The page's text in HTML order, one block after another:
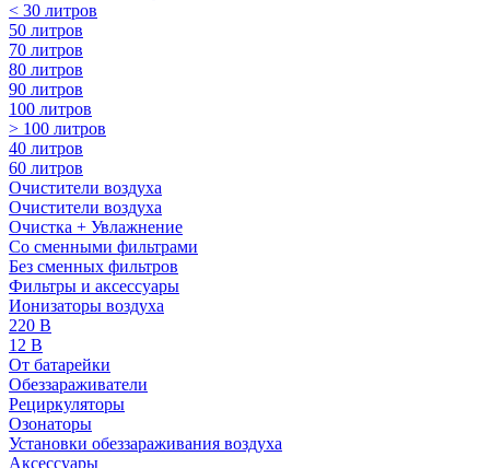
< 30 литров
50 литров
70 литров
80 литров
90 литров
100 литров
> 100 литров
40 литров
60 литров
Очистители воздуха
Очистители воздуха
Очистка + Увлажнение
Cо сменными фильтрами
Без сменных фильтров
Фильтры и аксессуары
Ионизаторы воздуха
220 В
12 В
От батарейки
Обеззараживатели
Рециркуляторы
Озонаторы
Установки обеззараживания воздуха
Аксессуары